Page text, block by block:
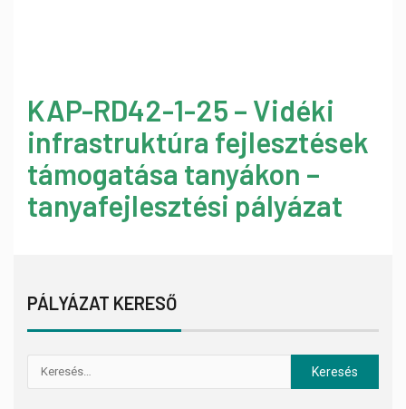
KAP-RD42-1-25 – Vidéki
infrastruktúra fejlesztések
támogatása tanyákon –
tanyafejlesztési pályázat
PÁLYÁZAT KERESŐ